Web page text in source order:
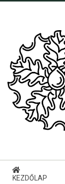
Secondary
Navigation
KEZDŐLAP